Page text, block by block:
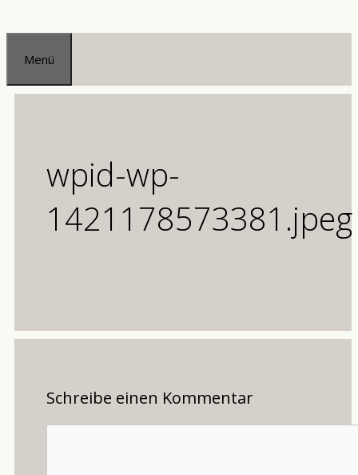
Zum
Inhalt
springen
Menü
wpid-wp-
1421178573381.jpeg
Schreibe einen Kommentar